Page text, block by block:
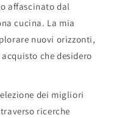
affascinato dal
cucina. La mia
nuovi orizzonti,
che desidero
dei migliori
ricerche